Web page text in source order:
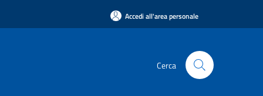
Accedi all'area personale
Cerca